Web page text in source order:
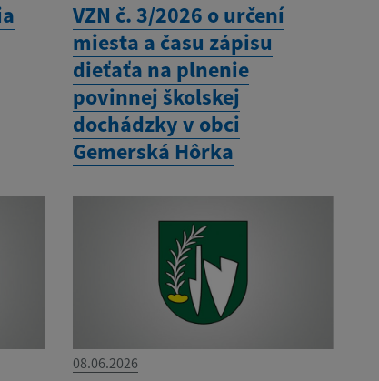
VZN č. 3/2026 o určení
miesta a času zápisu
dieťaťa na plnenie
povinnej školskej
dochádzky v obci
Gemerská Hôrka
08.06.2026